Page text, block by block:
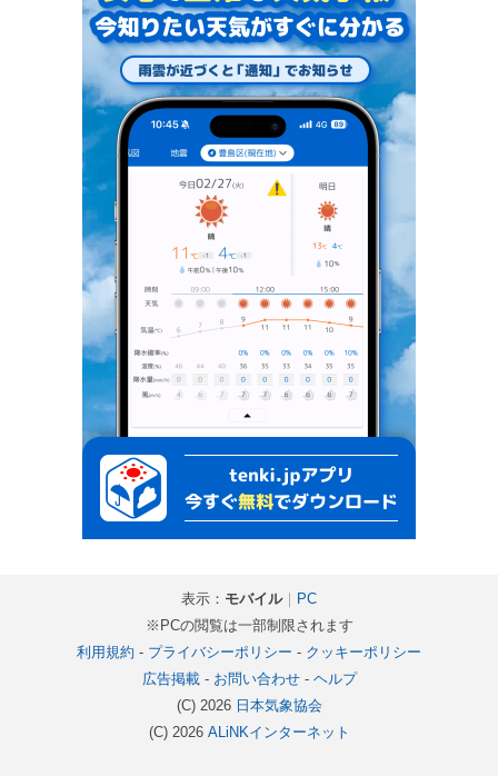
表示： モバイル｜ PC
※PCの閲覧は一部制限されます
利用規約 - プライバシーポリシー - クッキーポリシー
広告掲載- お問い合わせ- ヘルプ
(C) 2026 日本気象協会
(C) 2026 ALiNKインターネット